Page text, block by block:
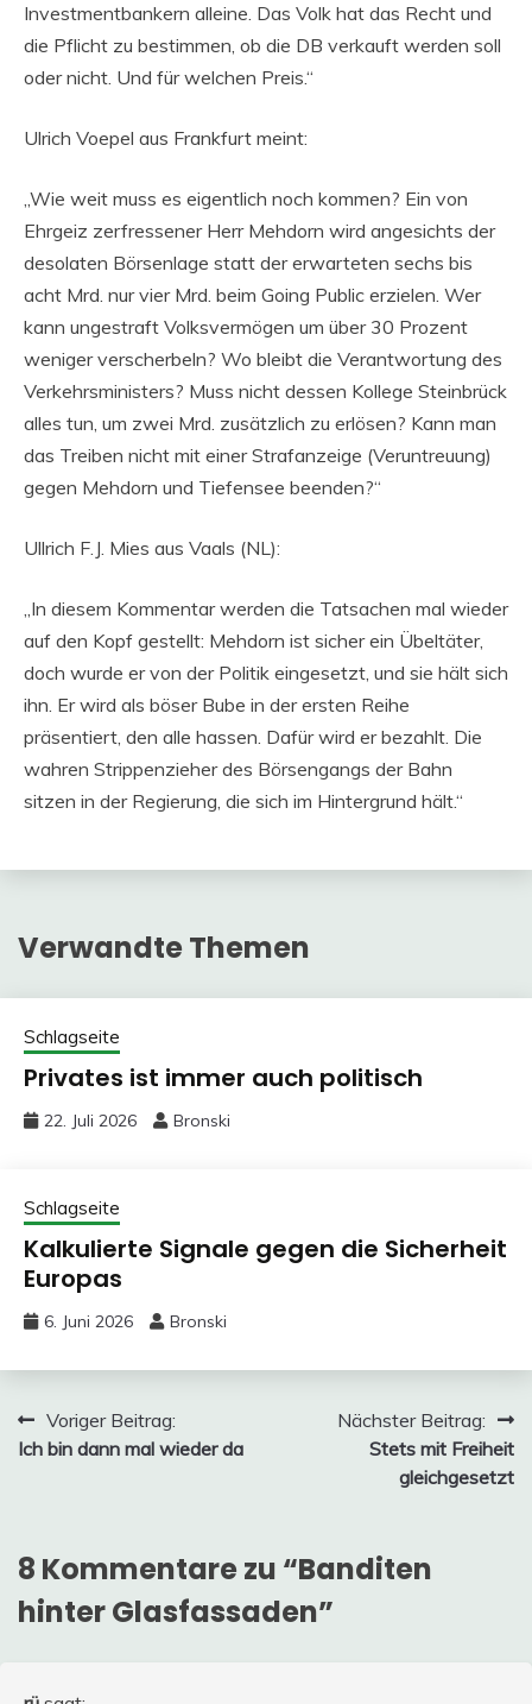
Investmentbankern alleine. Das Volk hat das Recht und
die Pflicht zu bestimmen, ob die DB verkauft werden soll
oder nicht. Und für welchen Preis.“
Ulrich Voepel aus Frankfurt meint:
„Wie weit muss es eigentlich noch kommen? Ein von
Ehrgeiz zerfressener Herr Mehdorn wird angesichts der
desolaten Börsenlage statt der erwarteten sechs bis
acht Mrd. nur vier Mrd. beim Going Public erzielen. Wer
kann ungestraft Volksvermögen um über 30 Prozent
weniger verscherbeln? Wo bleibt die Verantwortung des
Verkehrsministers? Muss nicht dessen Kollege Steinbrück
alles tun, um zwei Mrd. zusätzlich zu erlösen? Kann man
das Treiben nicht mit einer Strafanzeige (Veruntreuung)
gegen Mehdorn und Tiefensee beenden?“
Ullrich F.J. Mies aus Vaals (NL):
„In diesem Kommentar werden die Tatsachen mal wieder
auf den Kopf gestellt: Mehdorn ist sicher ein Übeltäter,
doch wurde er von der Politik eingesetzt, und sie hält sich
ihn. Er wird als böser Bube in der ersten Reihe
präsentiert, den alle hassen. Dafür wird er bezahlt. Die
wahren Strippenzieher des Börsengangs der Bahn
sitzen in der Regierung, die sich im Hintergrund hält.“
Verwandte Themen
Schlagseite
Privates ist immer auch politisch
22. Juli 2026 Bronski
Schlagseite
Kalkulierte Signale gegen die Sicherheit
Europas
6. Juni 2026 Bronski
Beitragsnavigation
Voriger Beitrag:
Ich bin dann mal wieder da
Nächster Beitrag:
Stets mit Freiheit
gleichgesetzt
8 Kommentare zu “Banditen
hinter Glasfassaden”